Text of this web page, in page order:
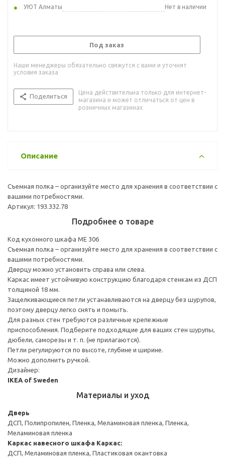
УЮТ Алматы
Нет в наличии
Под заказ
Наши менеджеры обязательно свяжутся с вами и уточнят
условия заказа
Поделиться
Цена действительна только для интернет-
магазина и может отличаться от цен в
розничных магазинах
Описание
Съемная полка – организуйте место для хранения в соответствии с
вашими потребностями.
Артикул: 193.332.78
Подробнее о товаре
Код кухонного шкафа ME 306
Съемная полка – организуйте место для хранения в соответствии с
вашими потребностями.
Дверцу можно установить справа или слева.
Каркас имеет устойчивую конструкцию благодаря стенкам из ДСП
толщиной 18 мм.
Защелкивающиеся петли устанавливаются на дверцу без шурупов,
поэтому дверцу легко снять и помыть.
Для разных стен требуются различные крепежные
приспособления. Подберите подходящие для ваших стен шурупы,
дюбели, саморезы и т. п. (не прилагаются).
Петли регулируются по высоте, глубине и ширине.
Можно дополнить ручкой.
Дизайнер:
IKEA of Sweden
Материалы и уход
Дверь
ДСП, Полипропилен, Пленка, Меламиновая пленка, Пленка,
Меламиновая пленка
Каркас навесного шкафа Каркас:
ДСП, Меламиновая пленка, Пластиковая окантовка